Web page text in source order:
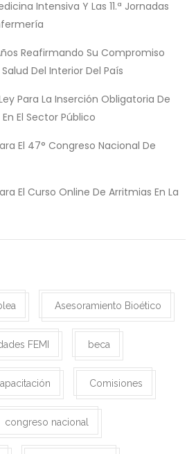
Intensiva Y Las 11.ª Jornadas
Reafirmando Su Compromiso
Del Interior Del País
Para La Inserción Obligatoria De
El Sector Público
El 47° Congreso Nacional De
El Curso Online De Arritmias En La
Asesoramiento Bioético
FEMI beca
Comisiones
congreso nacional